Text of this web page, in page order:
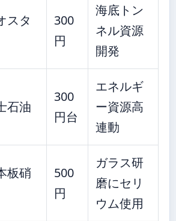
スタ
300
円
海底トン
ネル資源
開発
石油
300
円台
エネルギ
ー資源高
連動
板硝
500
円
ガラス研
磨にセリ
ウム使用